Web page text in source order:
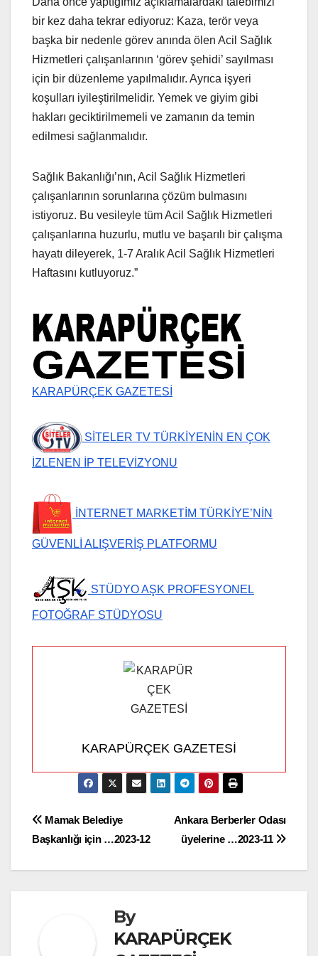
bir kez daha tekrar ediyoruz: Kaza, terör veya
başka bir nedenle görev anında ölen Acil Sağlık
Hizmetleri çalışanlarının ‘görev şehidi’ sayılması
için bir düzenleme yapılmalıdır. Ayrıca işyeri
koşulları iyileştirilmelidir. Yemek ve giyim gibi
hakları geciktirilmemeli ve zamanın da temin
edilmesi sağlanmalıdır.
Sağlık Bakanlığı’nın, Acil Sağlık Hizmetleri
çalışanlarının sorunlarına çözüm bulmasını
istiyoruz. Bu vesileyle tüm Acil Sağlık Hizmetleri
çalışanlarına huzurlu, mutlu ve başarılı bir çalışma
hayatı dileyerek, 1-7 Aralık Acil Sağlık Hizmetleri
Haftasını kutluyoruz.”
KARAPÜRÇEK GAZETESİ
SİTELER TV TÜRKİYENİN EN ÇOK
İZLENEN İP TELEVİZYONU
İNTERNET MARKETİM TÜRKİYE’NİN
GÜVENLİ ALIŞVERİŞ PLATFORMU
STÜDYO AŞK PROFESYONEL
FOTOĞRAF STÜDYOSU
KARAPÜRÇEK GAZETESİ
Yazı
gezinmesi
Ankara Berberler Odası
üyelerine …2023-11
Mamak Belediye
Başkanlığı için …2023-12
By
KARAPÜRÇEK